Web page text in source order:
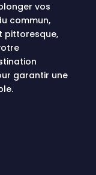
vos
commun,
pittoresque,
garantir une